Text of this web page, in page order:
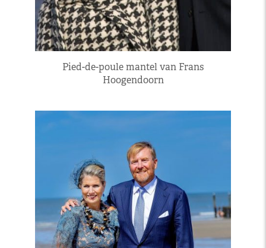
Pied-de-poule mantel van Frans
Hoogendoorn